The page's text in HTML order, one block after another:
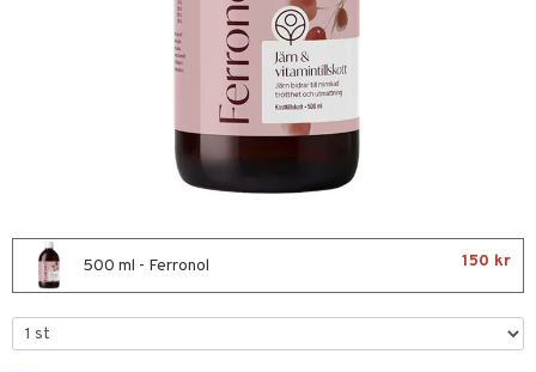
500 ml - Ferronol 150 kr